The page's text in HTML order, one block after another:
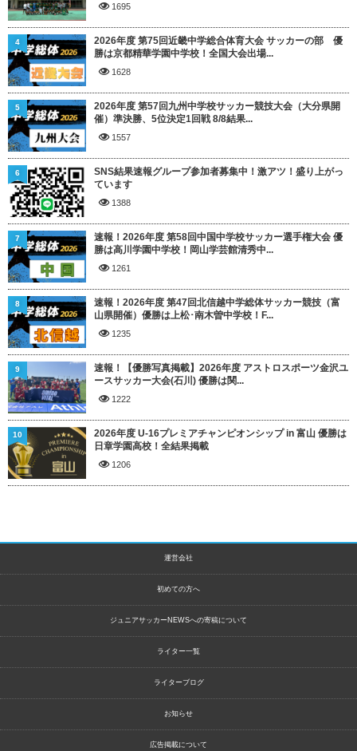
1695
2026年度 第75回近畿中学総合体育大会 サッカーの部 優
勝は京都精華学園中学校！全国大会出場...
1628
4
2026年度 第57回九州中学校サッカー競技大会（大分県開
催）準決勝、5位決定1回戦 8/8結果...
1557
5
SNS結果速報グループ参加者募集中！激アツ！盛り上がっ
ています
1388
6
速報！2026年度 第58回中国中学校サッカー選手権大会 優
勝は高川学園中学校！岡山学芸館清秀中...
1261
7
速報！2026年度 第47回北信越中学総体サッカー競技（富
山県開催）優勝は上松･南木曽中学校！F...
1235
8
速報！【優勝写真掲載】2026年度 アストロスポーツ金沢ユ
ースサッカー大会(石川) 優勝は関...
1222
9
2026年度 U-16プレミアチャンピオンシップ in 富山 優勝は
日章学園高校！全結果掲載
1206
10
運営会社
初めての方へ
ジュニアサッカーNEWSへの寄稿について
ライター一覧
ライターブログ
お知らせ
広告掲載について